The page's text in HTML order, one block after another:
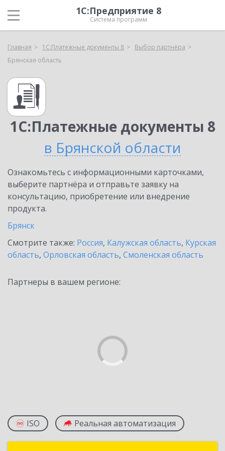
1С:Предприятие 8
Система программ
Главная 1С:Платежные документы 8
Выбор партнёра
Брянская область
1С:Платежные документы 8
в Брянской области
Ознакомьтесь с информационными карточками,
выберите партнёра и отправьте заявку на
консультацию, приобретение или внедрение
продукта.
Брянск
Смотрите также: Россия, Калужская область, Курская
область, Орловская область, Смоленская область
Партнеры в вашем регионе:
ISO Реальная автоматизация